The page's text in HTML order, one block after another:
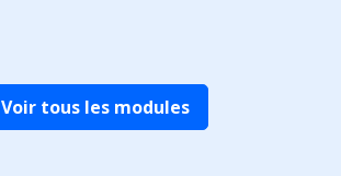
Voir tous les modules